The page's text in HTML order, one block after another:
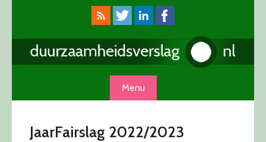
Menu
JaarFairslag 2022/2023